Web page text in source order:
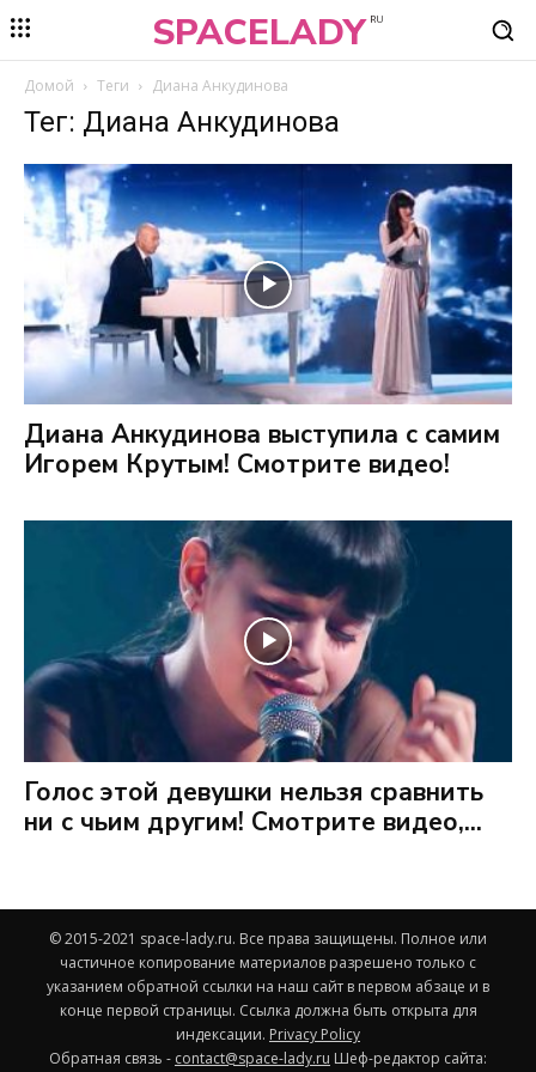
SPACELADY RU
Домой Теги Диана Анкудинова
Тег: Диана Анкудинова
Диана Анкудинова выступила с самим
Игорем Крутым! Смотрите видео!
Голос этой девушки нельзя сравнить
ни с чьим другим! Смотрите видео,...
© 2015-2021 space-lady.ru. Все права защищены. Полное или
частичное копирование материалов разрешено только с
указанием обратной ссылки на наш сайт в первом абзаце и в
конце первой страницы. Ссылка должна быть открыта для
индексации. Privacy Policy
Обратная связь - contact@space-lady.ru Шеф-редактор сайта: